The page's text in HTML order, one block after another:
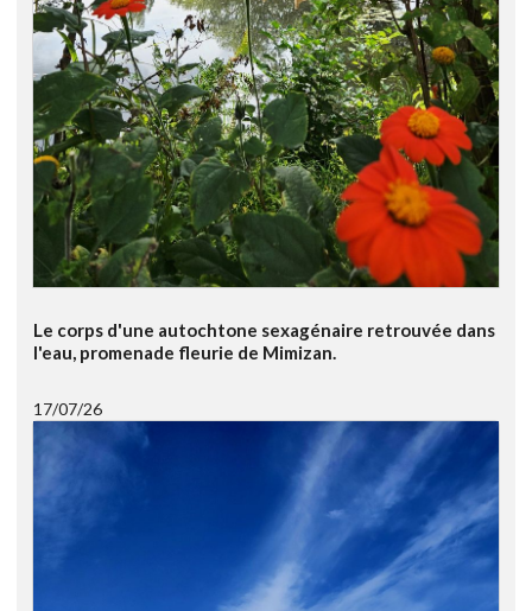
Le corps d'une autochtone sexagénaire retrouvée dans
l'eau, promenade fleurie de Mimizan.
17/07/26